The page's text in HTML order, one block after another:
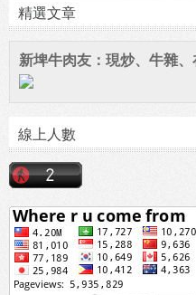
精選文章
新埤牛肉友：現炒、牛雜
線上人數